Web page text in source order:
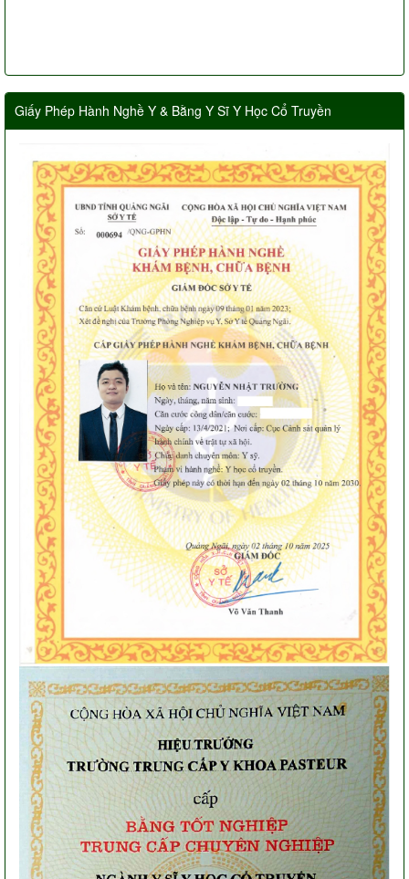
Giấy Phép Hành Nghề Y & Bằng Y Sĩ Y Học Cổ Truyền